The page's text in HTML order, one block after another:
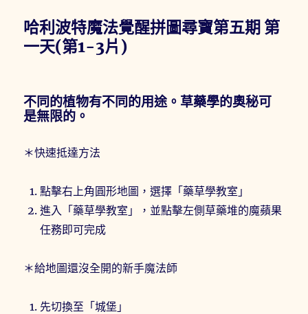
哈利波特魔法覺醒拼圖尋寶第五期 第
一天(第1-3片)
不同的植物有不同的用途。草藥學的奧秘可
是無限的。
＊快速抵達方法
點擊右上角圓形地圖，選擇「藥草學教室」
進入「藥草學教室」，並點擊左側草藥堆的魔蘋果
任務即可完成
＊給地圖還沒全開的新手魔法師
先切換至「城堡」